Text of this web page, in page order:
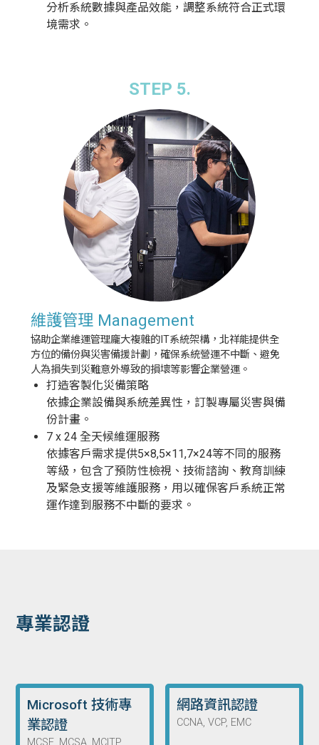
分析系統數據與產品效能，調整系統符合正式環
境需求。
STEP 5.
維護管理 Management
協助企業維運管理龐大複雜的IT系統架構，北祥能提供全
方位的備份與災害備援計劃，確保系統營運不中斷、避免
人為損失到災難意外導致的損壞等影響企業營運。
打造客製化災備策略
依據企業設備與系統差異性，訂製專屬災害與備
份計畫。
7 x 24 全天候維運服務
依據客戶需求提供5×8,5×11,7×24等不同的服務
等級，包含了預防性檢視、技術諮詢、教育訓練
及緊急支援等維護服務，用以確保客戶系統正常
運作達到服務不中斷的要求。
專業認證
Microsoft 技術專
業認證
網路資訊認證
CCNA, VCP, EMC